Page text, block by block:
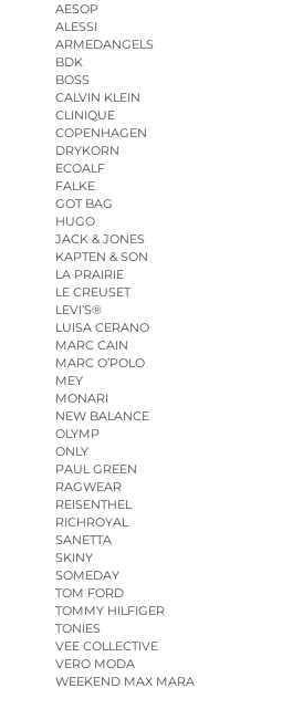
AESOP
ALESSI
ARMEDANGELS
BDK
BOSS
CALVIN KLEIN
CLINIQUE
COPENHAGEN
DRYKORN
ECOALF
FALKE
GOT BAG
HUGO
JACK & JONES
KAPTEN & SON
LA PRAIRIE
LE CREUSET
LEVI’S®
LUISA CERANO
MARC CAIN
MARC O’POLO
MEY
MONARI
NEW BALANCE
OLYMP
ONLY
PAUL GREEN
RAGWEAR
REISENTHEL
RICHROYAL
SANETTA
SKINY
SOMEDAY
TOM FORD
TOMMY HILFIGER
TONIES
VEE COLLECTIVE
VERO MODA
WEEKEND MAX MARA